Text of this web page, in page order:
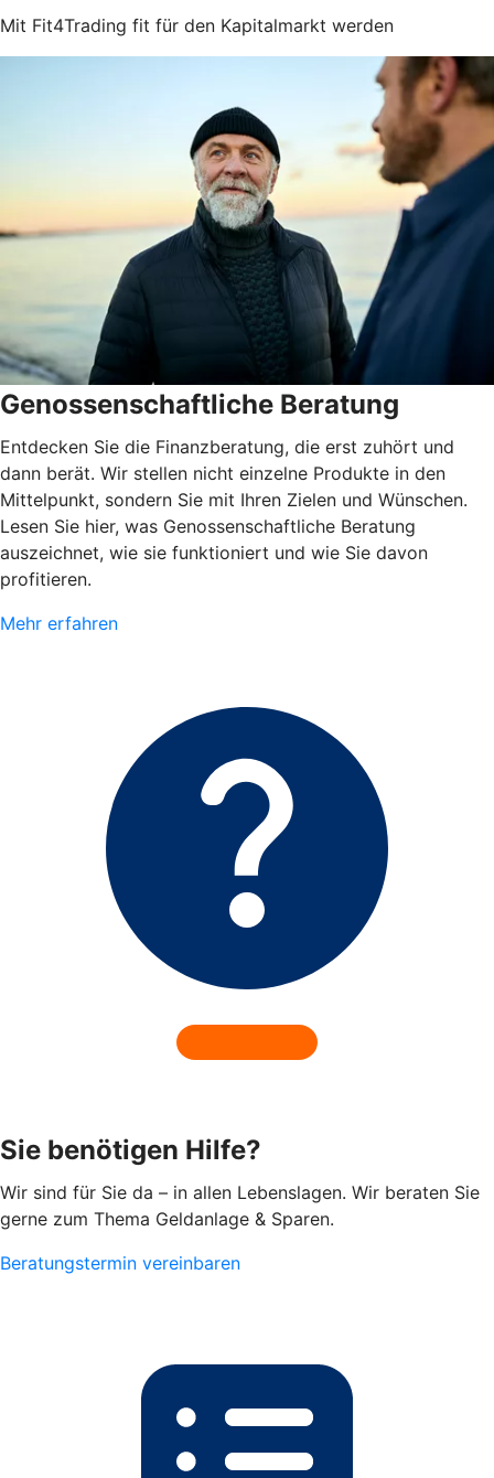
Mit Fit4Trading fit für den Kapitalmarkt werden
Genossenschaftliche Beratung
Entdecken Sie die Finanzberatung, die erst zuhört und
dann berät. Wir stellen nicht einzelne Produkte in den
Mittelpunkt, sondern Sie mit Ihren Zielen und Wünschen.
Lesen Sie hier, was Genossenschaftliche Beratung
auszeichnet, wie sie funktioniert und wie Sie davon
profitieren.
Mehr erfahren
Sie benötigen Hilfe?
Wir sind für Sie da – in allen Lebenslagen. Wir beraten Sie
gerne zum Thema Geldanlage & Sparen.
Beratungstermin vereinbaren